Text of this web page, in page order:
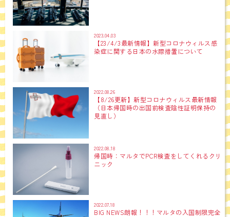
2023.04.03
【23/4/3最新情報】新型コロナウィルス感
染症に関する日本の水際措置について
2022.08.26
【8/26更新】新型コロナウィルス最新情報
（日本帰国時の出国前検査陰性証明保持の
見直し）
2022.08.18
帰国時：マルタでPCR検査をしてくれるクリ
ニック
2022.07.18
BIG NEWS朗報！！！マルタの入国制限完全